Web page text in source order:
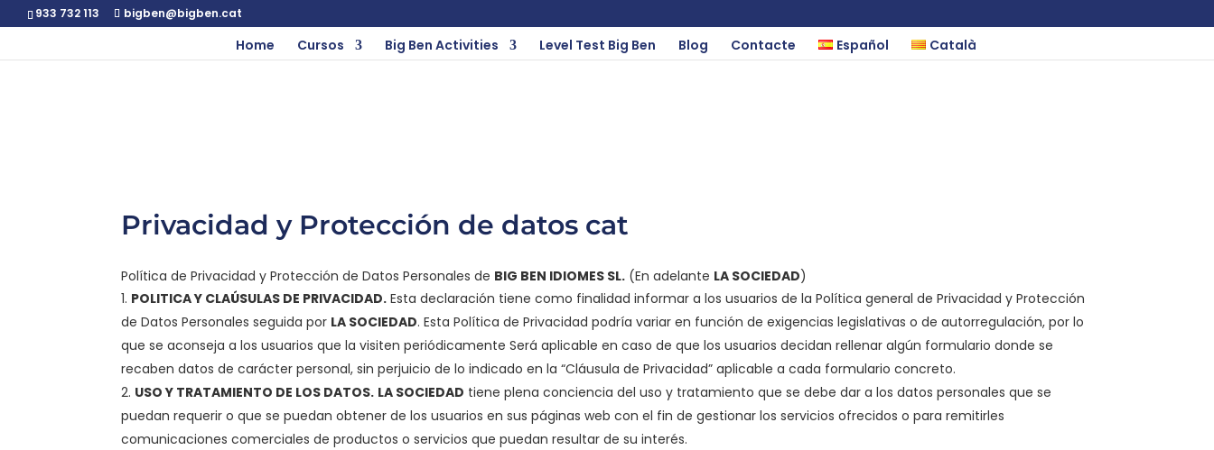
933 732 113 bigben@bigben.cat
Home Cursos Big Ben Activities Level Test Big Ben Blog Contacte Español Català
Privacidad y Protección de datos cat
Política de Privacidad y Protección de Datos Personales de BIG BEN IDIOMES SL. (En adelante LA SOCIEDAD)
POLITICA Y CLAÚSULAS DE PRIVACIDAD. Esta declaración tiene como finalidad informar a los usuarios de la Política general de Privacidad y Protección
de Datos Personales seguida por LA SOCIEDAD. Esta Política de Privacidad podría variar en función de exigencias legislativas o de autorregulación, por lo
que se aconseja a los usuarios que la visiten periódicamente Será aplicable en caso de que los usuarios decidan rellenar algún formulario donde se
recaben datos de carácter personal, sin perjuicio de lo indicado en la “Cláusula de Privacidad” aplicable a cada formulario concreto.
USO Y TRATAMIENTO DE LOS DATOS. LA SOCIEDAD tiene plena conciencia del uso y tratamiento que se debe dar a los datos personales que se
puedan requerir o que se puedan obtener de los usuarios en sus páginas web con el fin de gestionar los servicios ofrecidos o para remitirles
comunicaciones comerciales de productos o servicios que puedan resultar de su interés.